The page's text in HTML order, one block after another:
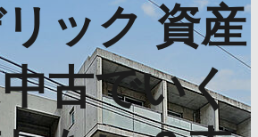
ック 資産
古でいく